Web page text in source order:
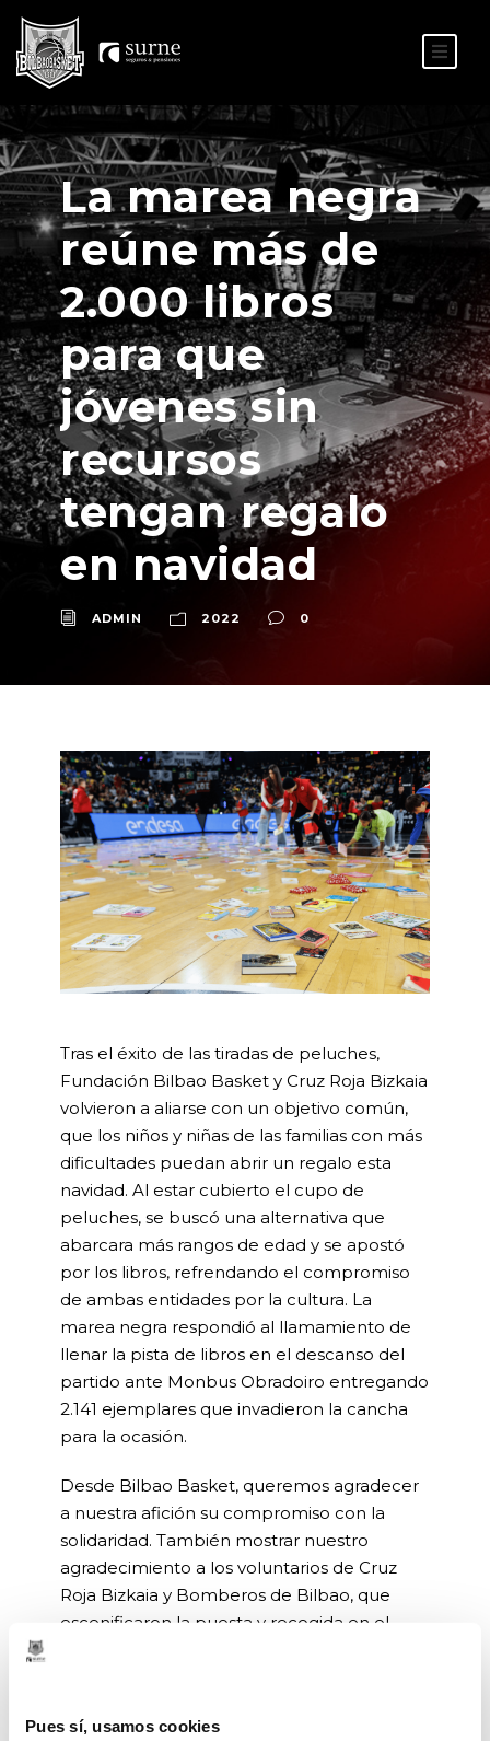
Pues sí, usamos cookies
La marea negra
reúne más de
2.000 libros
para que
jóvenes sin
recursos
tengan regalo
en navidad
ADMIN 2022 0
Tras el éxito de las tiradas de peluches,
Fundación Bilbao Basket y Cruz Roja Bizkaia
volvieron a aliarse con un objetivo común,
que los niños y niñas de las familias con más
dificultades puedan abrir un regalo esta
navidad. Al estar cubierto el cupo de
peluches, se buscó una alternativa que
abarcara más rangos de edad y se apostó
por los libros, refrendando el compromiso
de ambas entidades por la cultura. La
marea negra respondió al llamamiento de
llenar la pista de libros en el descanso del
partido ante Monbus Obradoiro entregando
2.141 ejemplares que invadieron la cancha
para la ocasión.
Desde Bilbao Basket, queremos agradecer
a nuestra afición su compromiso con la
solidaridad. También mostrar nuestro
agradecimiento a los voluntarios de Cruz
Roja Bizkaia y Bomberos de Bilbao, que
escenificaron la puesta y recogida en el